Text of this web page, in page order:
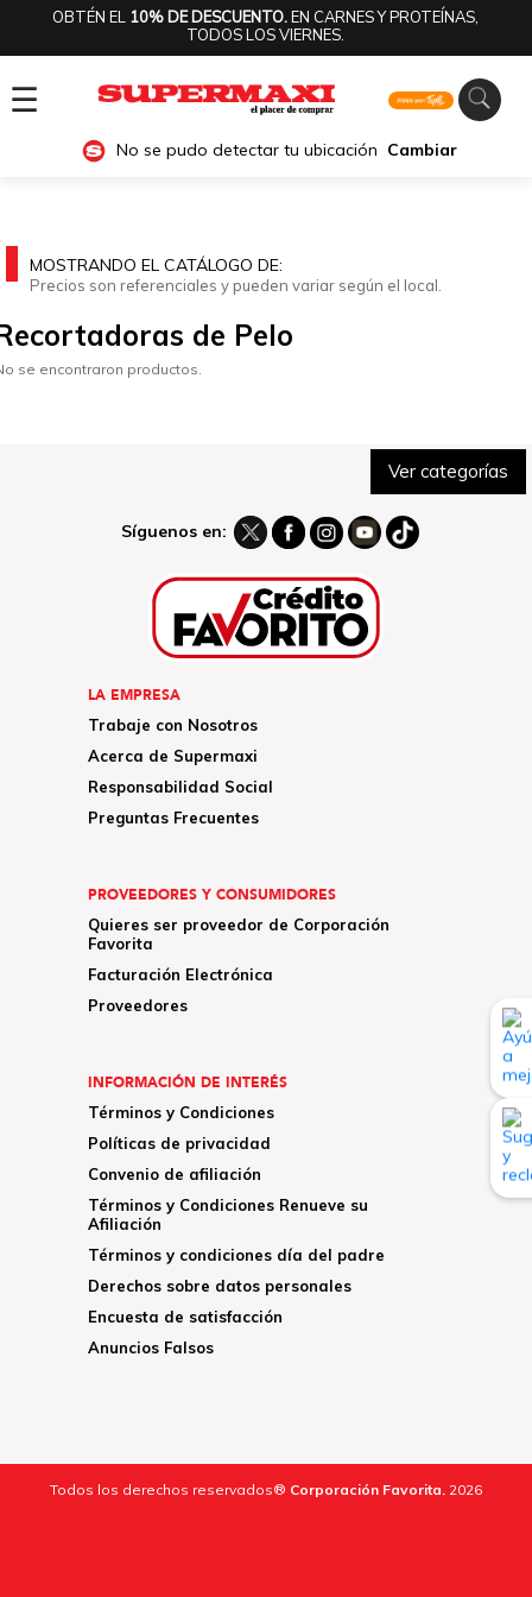
OBTÉN EL 10% DE DESCUENTO.EN CARNES Y PROTEÍNAS,
TODOS LOS VIERNES.
☰
No se pudo detectar tu ubicación Cambiar
Ver categorías
MOSTRANDO EL CATÁLOGO DE:
Precios son referenciales y pueden variar según el local.
de Pelo
se encontraron productos.
Síguenos en:
LA EMPRESA
Trabaje con Nosotros
Acerca de Supermaxi
Responsabilidad Social
Preguntas Frecuentes
PROVEEDORES Y CONSUMIDORES
Quieres ser proveedor de Corporación
Favorita
Facturación Electrónica
Proveedores
INFORMACIÓN DE INTERÉS
Términos y Condiciones
Políticas de privacidad
Convenio de afiliación
Términos y Condiciones Renueve su
Afiliación
Términos y condiciones día del padre
Derechos sobre datos personales
Encuesta de satisfacción
Anuncios Falsos
Todos los derechos reservados® Corporación Favorita. 2026